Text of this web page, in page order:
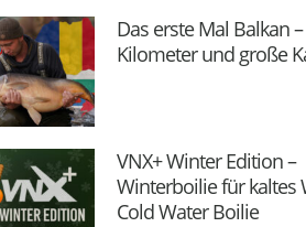
Das erste Mal Balkan
Kilometer und große
VNX+ Winter Edition –
Winterboilie für kaltes
Cold Water Boilie